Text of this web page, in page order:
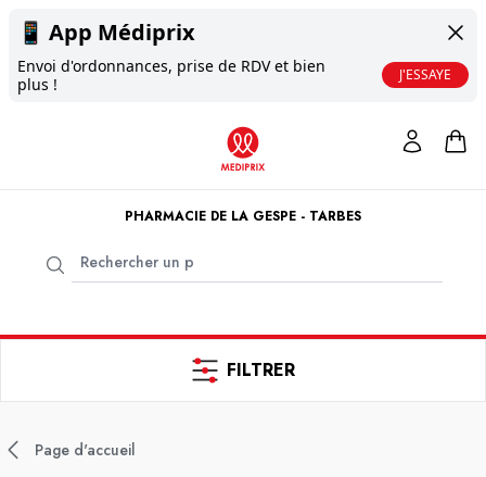
📱 App Médiprix
Envoi d'ordonnances, prise de RDV et bien
plus !
J'ESSAYE
PHARMACIE DE LA GESPE - TARBES
FILTRER
Page d'accueil